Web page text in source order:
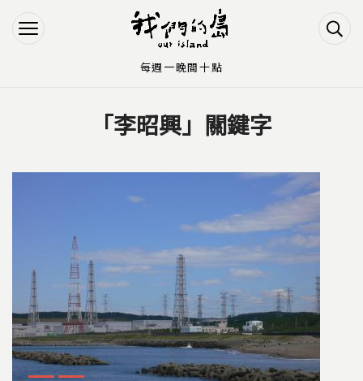
Jump to Navigation
Jump to Main content
「李昭興」關鍵字
每週一晚間十點